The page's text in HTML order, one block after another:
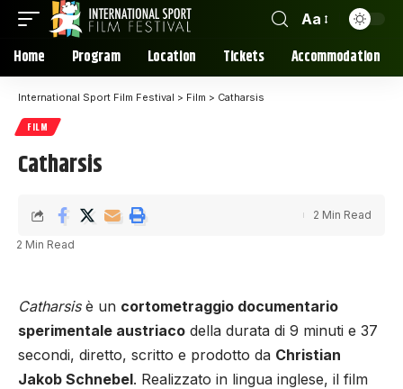
Aa
Home Program Location Tickets Accommodation
International Sport Film Festival > Film > Catharsis
FILM
Catharsis
2 Min Read
2 Min Read
Catharsisè un cortometraggio documentario
sperimentale austriaco della durata di 9 minuti e 37
secondi, diretto, scritto e prodotto da Christian
Jakob Schnebel. Realizzato in lingua inglese, il film